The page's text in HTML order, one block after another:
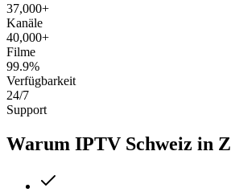
37,000+
Kanäle
40,000+
Filme
99.9%
Verfügbarkeit
24/7
Support
Warum IPTV Schweiz in